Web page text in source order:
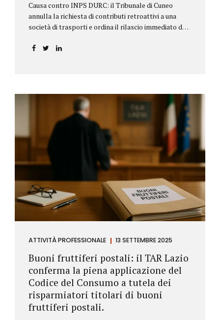
Causa contro INPS DURC: il Tribunale di Cuneo
annulla la richiesta di contributi retroattivi a una
società di trasporti e ordina il rilascio immediato del
ATTIVITÀ PROFESSIONALE 13 SETTEMBRE 2025
Buoni fruttiferi postali: il TAR Lazio
conferma la piena applicazione del
Codice del Consumo a tutela dei
risparmiatori titolari di buoni
fruttiferi postali.